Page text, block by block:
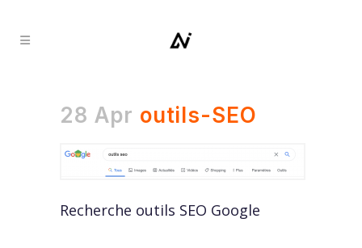
28 Apr outils-SEO
Recherche outils SEO Google